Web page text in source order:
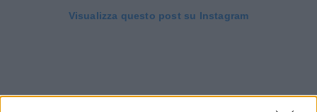
Visualizza questo post su Instagram